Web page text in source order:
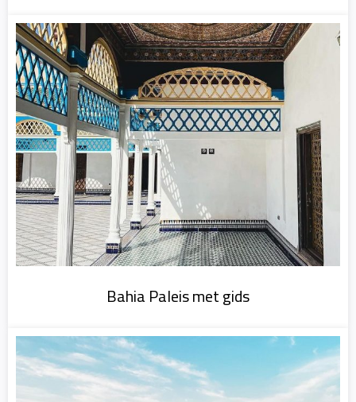
Bahia Paleis met gids